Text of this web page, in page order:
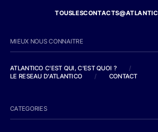
MIEUX NOUS CONNAITRE
ATLANTICO C'EST QUI, C'EST QUOI ?
/
LE RESEAU D'ATLANTICO
/ CONTACT
CATEGORIES